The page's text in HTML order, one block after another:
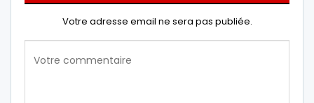
Votre adresse email ne sera pas publiée.